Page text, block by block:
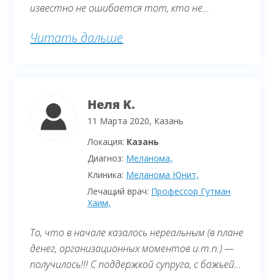
известно не ошибается тот, кто не
возвращаюсь к нашему сотрудничеству,
оперативность этой помощи, Это главные
характеристики, на мой взгляд. А о
сотрудников могу сказать только самые
превосходные слова. Спасибо вам всем
дорогие мои! Люблю вас ВСЕХ!
Читать дальше
Неля K.
11 Марта 2020, Казань
Локация: Казань
Диагноз: Меланома,
Клиника: Меланома Юнит,
Лечащий врач: Профессор Гутман
Хаим,
То, что в начале казалось нереальным (в плане
денег, организационных моментов и.т.п.) —
получилось!!! С поддержкой супруга, с божьей